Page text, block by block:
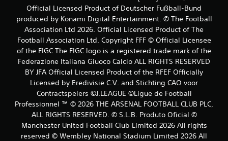
a
c
i
o
n
e
s
Official Licensed Product of Deutscher Fußball-Bund
produced by Konami Digital Entertainment. © The Football
Association Ltd 2026. Official Licensed Product of The
Football Association Ltd. Copyright FFF © Official Licensee
of the FIGC The FIGC logo is a registered trade mark of the
Federazione Italiana Giuoco Calcio ALL RIGHTS RESERVED
BY JFA Official Licensed Product of the RFEF Officially
Licensed by Eredivisie C.V. and Stichting CAO voor
Contractspelers ©J.LEAGUE ©Ligue de Football
Professionnel ™ © 2026 THE ARSENAL FOOTBALL CLUB PLC,
ALL RIGHTS RESERVED. © S.L.B. Produto Oficial ©
Manchester United Football Club Limited 2026 All rights
reserved © Wembley National Stadium Limited 2026 All